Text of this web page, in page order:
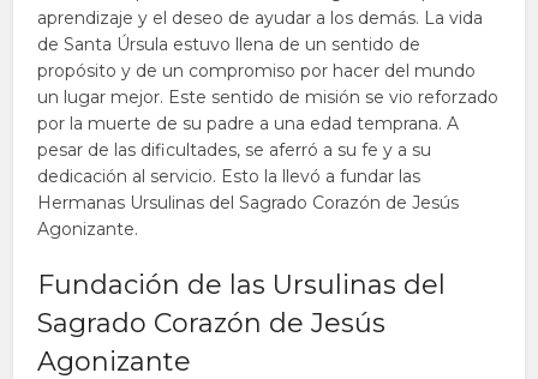
aprendizaje y el deseo de ayudar a los demás. La vida
de Santa Úrsula estuvo llena de un sentido de
propósito y de un compromiso por hacer del mundo
un lugar mejor. Este sentido de misión se vio reforzado
por la muerte de su padre a una edad temprana. A
pesar de las dificultades, se aferró a su fe y a su
dedicación al servicio. Esto la llevó a fundar las
Hermanas Ursulinas del Sagrado Corazón de Jesús
Agonizante.
Fundación de las Ursulinas del
Sagrado Corazón de Jesús
Agonizante